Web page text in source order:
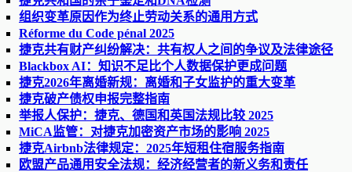
组织变革原因作为终止劳动关系的通用方式
Réforme du Code pénal 2025
捷克共有财产纠纷解决：共有权人之间的争议及法律途径
Blackbox AI：知识不足比个人数据保护更成问题
捷克2026年离婚新规：离婚和子女监护的重大变革
捷克破产债权申报完整指南
举报人保护：捷克、德国和英国法规比较 2025
MiCA监管：对捷克加密资产市场的影响 2025
捷克Airbnb法律规定：2025年短租住宿服务指南
欧盟产品通用安全法规：经济经营者的新义务和责任